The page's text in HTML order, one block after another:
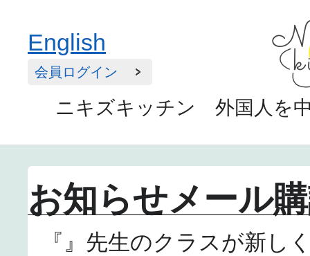
ニキズキッチン 外国人を
English
会員ログイン
お知らせメール
『』先生のクラスが新し